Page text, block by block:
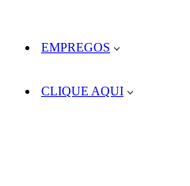
EMPREGOS
CLIQUE AQUI